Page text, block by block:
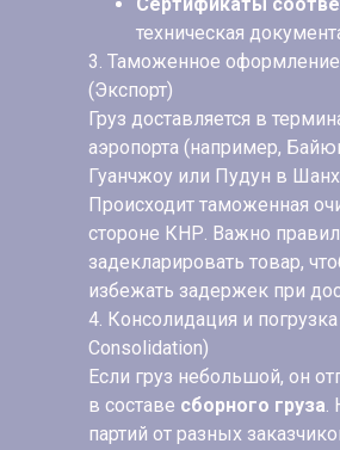
техническая
3. Таможенное
(Экспорт)
Груз доставляется в
аэропорта (например,
Гуанчжоу или Пудун в
Происходит таможенная
стороне КНР. Важно
задекларировать товар,
избежать задержек при
4. Консолидация и
Consolidation)
Если груз небольшой, он
в составе сборного груза.
партий от разных